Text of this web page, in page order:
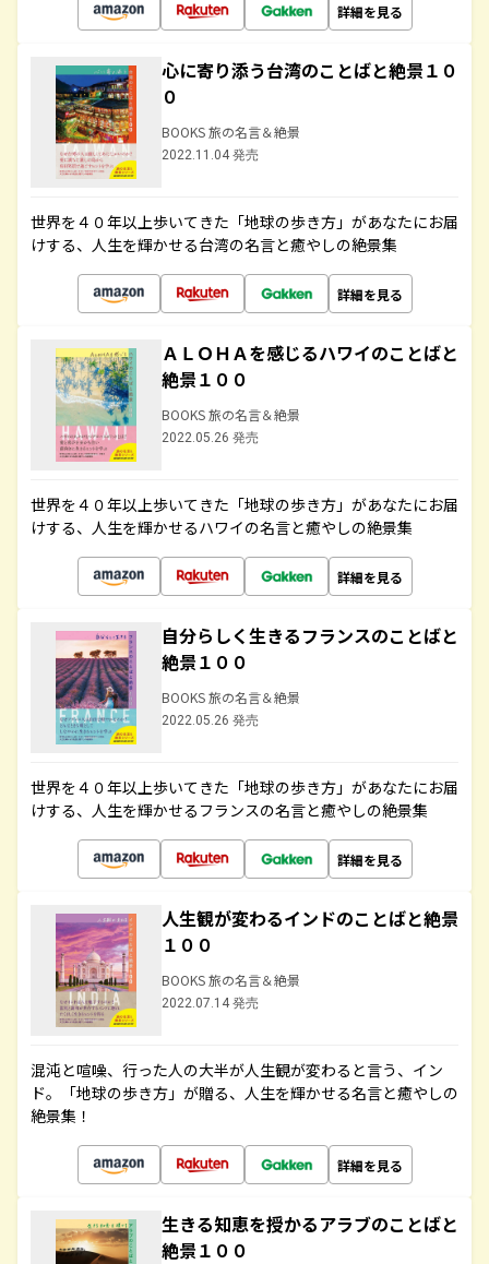
詳細を見る
心に寄り添う台湾のことばと絶景１０
０
BOOKS 旅の名言＆絶景
2022.11.04 発売
世界を４０年以上歩いてきた「地球の歩き方」があなたにお届
けする、人生を輝かせる台湾の名言と癒やしの絶景集
詳細を見る
ＡＬＯＨＡを感じるハワイのことばと
絶景１００
BOOKS 旅の名言＆絶景
2022.05.26 発売
世界を４０年以上歩いてきた「地球の歩き方」があなたにお届
けする、人生を輝かせるハワイの名言と癒やしの絶景集
詳細を見る
自分らしく生きるフランスのことばと
絶景１００
BOOKS 旅の名言＆絶景
2022.05.26 発売
世界を４０年以上歩いてきた「地球の歩き方」があなたにお届
けする、人生を輝かせるフランスの名言と癒やしの絶景集
詳細を見る
人生観が変わるインドのことばと絶景
１００
BOOKS 旅の名言＆絶景
2022.07.14 発売
混沌と喧噪、行った人の大半が人生観が変わると言う、イン
ド。「地球の歩き方」が贈る、人生を輝かせる名言と癒やしの
絶景集！
詳細を見る
生きる知恵を授かるアラブのことばと
絶景１００